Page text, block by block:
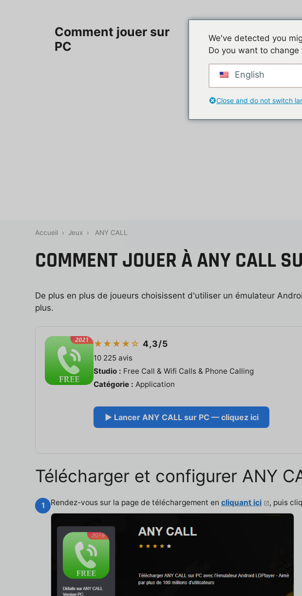
Comment jouer sur
PC
Contact
Accueil › Jeux › ANY CALL
COMMENT JOUER À ANY CALL
De plus en plus de joueurs choisissent d'utiliser un émulateur
plus.
★★★★☆4,3/5
10 225 avis
Studio : Free Call & Wifi Calls & Phone Calling
Catégorie : Application
▶ Lancer ANY CALL sur PC — cliquez ici
Télécharger et configurer ANY
1 Rendez-vous sur la page de téléchargement en cliquant ici , puis
We've detected you
Do you want to change
English
Close and do not switch